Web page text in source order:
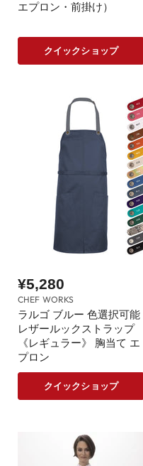
エプロン・前掛け）
クイックショップ
¥5,280
CHEF WORKS
ラルゴ ブルー 色選択可能
レザールックストラップ
《レギュラー》 胸当て エ
プロン
クイックショップ